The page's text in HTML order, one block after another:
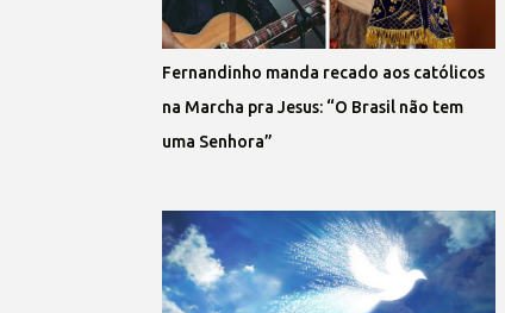
Fernandinho manda recado aos católicos
na Marcha pra Jesus: “O Brasil não tem
uma Senhora”